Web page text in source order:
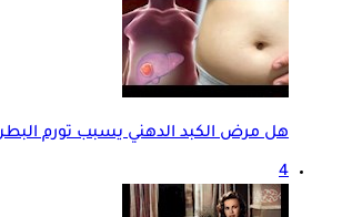
هل مرض الكبد الدهني يسبب تورم
4